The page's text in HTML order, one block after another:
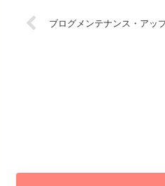
ブログメンテナンス・アッ